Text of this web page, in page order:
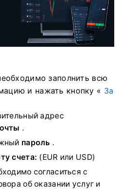
заполнить всю
и нажать кнопку « За
адрес
.
пароль .
счета: (EUR или USD)
согласиться с
об оказании услуг и